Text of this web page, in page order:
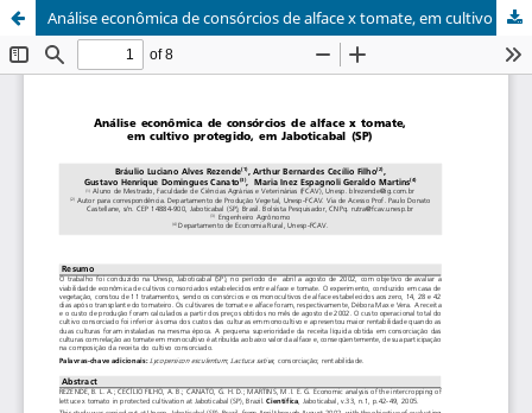
Análise econômica de consórcios de alface x tomate, em cultivo protegido, em Jaboticabal (SP)